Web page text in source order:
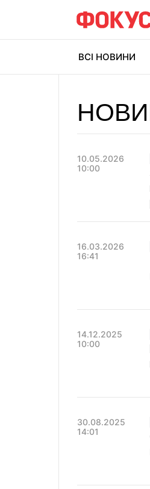
ВСІ НОВИНИ
10.05.2026
10:00
16.03.2026
16:41
14.12.2025
10:00
30.08.2025
14:01